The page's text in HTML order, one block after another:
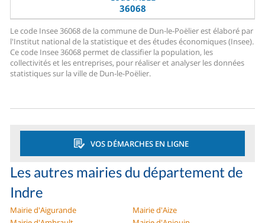
36068
Le code Insee 36068 de la commune de Dun-le-Poëlier est élaboré par
l'Institut national de la statistique et des études économiques (Insee).
Ce code Insee 36068 permet de classifier la population, les
collectivités et les entreprises, pour réaliser et analyser les données
statistiques sur la ville de Dun-le-Poëlier.
VOS DÉMARCHES EN LIGNE
Les autres mairies du département de
Indre
Mairie d'Aigurande
Mairie d'Aize